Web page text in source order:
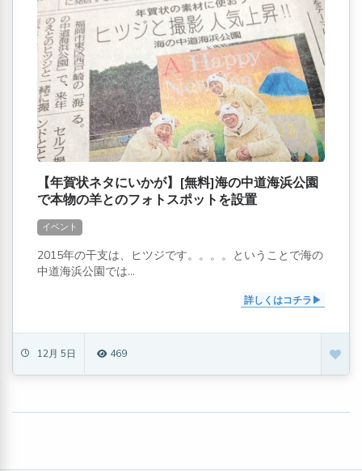
【年賀状ネタにいかが】[無料]海の中道海浜公園
で本物の羊とのフォトスポットを設置
イベント
2015年の干支は、ヒツジです。。。。ということで海の
中道海浜公園では...
詳しくはコチラ
12月 5日 469